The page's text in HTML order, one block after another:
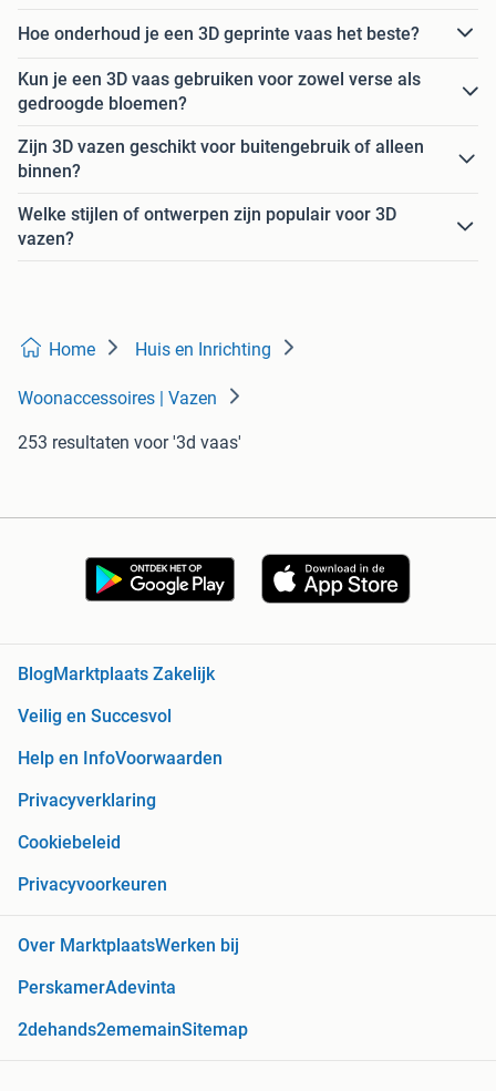
Hoe onderhoud je een 3D geprinte vaas het beste?
Kun je een 3D vaas gebruiken voor zowel verse als
gedroogde bloemen?
Zijn 3D vazen geschikt voor buitengebruik of alleen
binnen?
Welke stijlen of ontwerpen zijn populair voor 3D
vazen?
Home Huis en Inrichting
Woonaccessoires | Vazen
253 resultaten voor '3d vaas'
BlogMarktplaats Zakelijk
Veilig en Succesvol
Help en InfoVoorwaarden
Privacyverklaring
Cookiebeleid
Privacyvoorkeuren
Over MarktplaatsWerken bij
PerskamerAdevinta
2dehands2ememainSitemap